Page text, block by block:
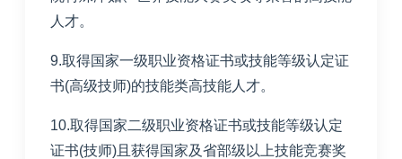
人才。
9.取得国家一级职业资格证书或技能等级认定证
书(高级技师)的技能类高技能人才。
10.取得国家二级职业资格证书或技能等级认定
证书(技师)且获得国家及省部级以上技能竞赛奖